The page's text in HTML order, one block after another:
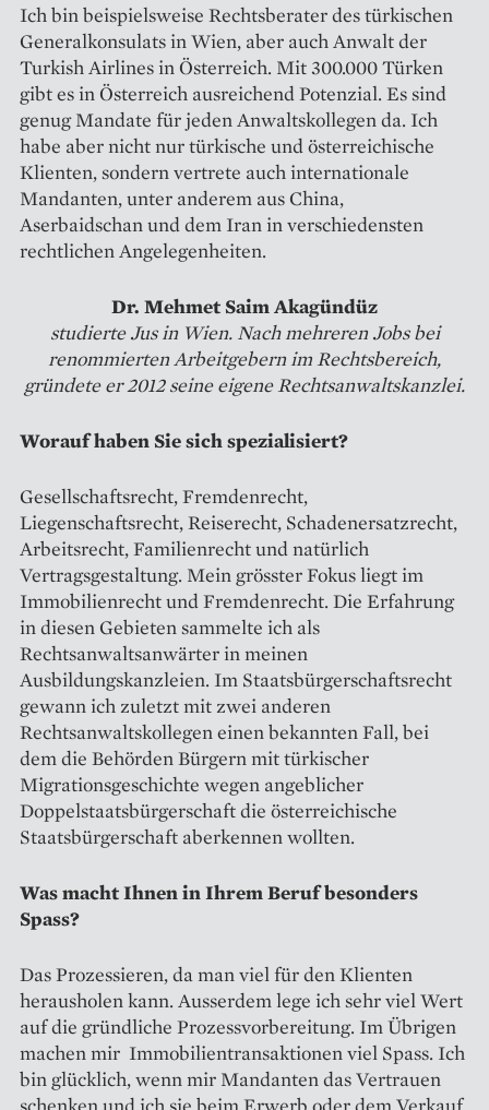
Ich bin beispielsweise Rechtsberater des türkischen
Generalkonsulats in Wien, aber auch Anwalt der
Turkish Airlines in Österreich. Mit 300.000 Türken
gibt es in Österreich ausreichend Potenzial. Es sind
genug Mandate für jeden Anwaltskollegen da. Ich
habe aber nicht nur türkische und österreichische
Klienten, sondern vertrete auch internationale
Mandanten, unter anderem aus China,
Aserbaidschan und dem Iran in verschiedensten
rechtlichen Angelegenheiten.
Dr. Mehmet Saim Akagündüz
studierte Jus in Wien. Nach mehreren Jobs bei
renommierten Arbeitgebern im Rechtsbereich,
gründete er 2012 seine eigene Rechtsanwaltskanzlei.
Worauf haben Sie sich spezialisiert?
Gesellschaftsrecht, Fremdenrecht,
Liegenschaftsrecht, Reiserecht, Schadenersatzrecht,
Arbeitsrecht, Familienrecht und natürlich
Vertragsgestaltung. Mein grösster Fokus liegt im
Immobilienrecht und Fremdenrecht. Die Erfahrung
in diesen Gebieten sammelte ich als
Rechtsanwaltsanwärter in meinen
Ausbildungskanzleien. Im Staatsbürgerschaftsrecht
gewann ich zuletzt mit zwei anderen
Rechtsanwaltskollegen einen bekannten Fall, bei
dem die Behörden Bürgern mit türkischer
Migrationsgeschichte wegen angeblicher
Doppelstaatsbürgerschaft die österreichische
Staatsbürgerschaft aberkennen wollten.
Was macht Ihnen in Ihrem Beruf besonders
Spass?
Das Prozessieren, da man viel für den Klienten
herausholen kann. Ausserdem lege ich sehr viel Wert
auf die gründliche Prozessvorbereitung. Im Übrigen
machen mir Immobilientransaktionen viel Spass. Ich
bin glücklich, wenn mir Mandanten das Vertrauen
schenken und ich sie beim Erwerb oder dem Verkauf